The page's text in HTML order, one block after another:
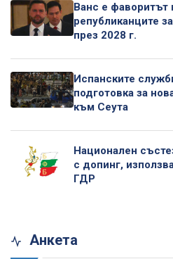
Ванс е фаворитът
републиканците
през 2028 г.
Испанските
подготовка за
към Сеута
Национален
с допинг,
ГДР
Анкета